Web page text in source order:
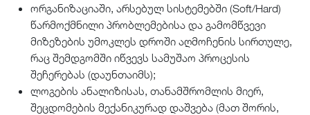
ორგანიზაციაში, არსებულ სისტემებში (Soft/Hard)
წარმოქმნილი პრობლემებისა და გამომწვევი
მიზეზების უმოკლეს დროში აღმოჩენის სირთულე,
რაც შემდგომში იწვევს სამუშაო პროცესის
შეჩერებას (დაუნთაიმს);
ლოგების ანალიზისას, თანამშრომლის მიერ,
შეცდომების მექანიკურად დაშვება (მათ შორის,